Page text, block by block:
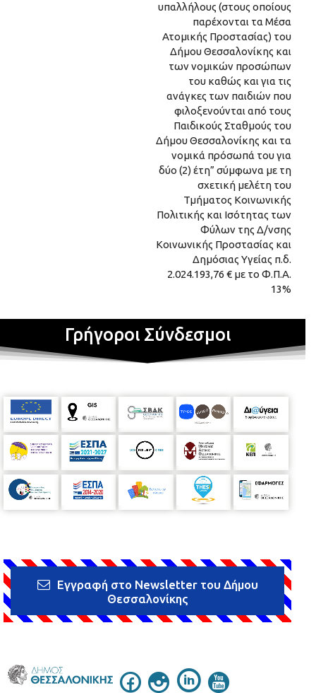
υπαλλήλους (στους οποίους
παρέχονται τα Μέσα
Ατομικής Προστασίας) του
Δήμου Θεσσαλονίκης και
των νομικών προσώπων
του καθώς και για τις
ανάγκες των παιδιών που
φιλοξενούνται από τους
Παιδικούς Σταθμούς του
Δήμου Θεσσαλονίκης και τα
νομικά πρόσωπά του για
δύο (2) έτη” σύμφωνα με τη
σχετική μελέτη του
Τμήματος Κοινωνικής
Πολιτικής και Ισότητας των
Φύλων της Δ/νσης
Κοινωνικής Προστασίας και
Δημόσιας Υγείας π.δ.
2.024.193,76 € με το Φ.Π.Α.
13%
Γρήγοροι Σύνδεσμοι
Εγγραφή στο Newsletter του Δήμου
Θεσσαλονίκης